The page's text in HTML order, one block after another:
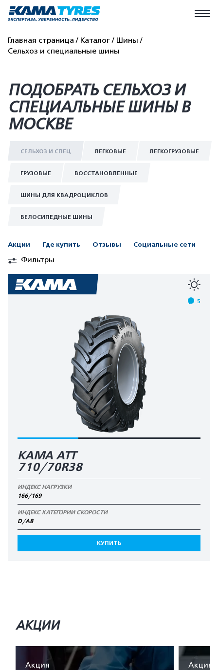
Главная страница Каталог
Шины
Сельхоз и специальные шины
ПОДОБРАТЬ СЕЛЬХОЗ И
СПЕЦИАЛЬНЫЕ ШИНЫ В
МОСКВЕ
СЕЛЬХОЗ И СПЕЦ ЛЕГКОВЫЕ ЛЕГКОГРУЗОВЫЕ
ГРУЗОВЫЕ ВОССТАНОВЛЕННЫЕ
ШИНЫ ДЛЯ КВАДРОЦИКЛОВ
ВЕЛОСИПЕДНЫЕ ШИНЫ
Акции Где купить Отзывы Социальные сети
Фильтры
5
КАМА АТТ
710/70R38
ИНДЕКС НАГРУЗКИ
166/169
ИНДЕКС КАТЕГОРИИ СКОРОСТИ
D/A8
КУПИТЬ
АКЦИИ
Акция Акция